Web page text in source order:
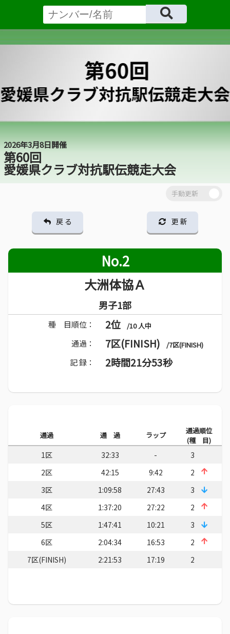
2026年3月8日開催
第60回
愛媛県クラブ対抗駅伝競走大会
戻 る 更 新
No.2
大洲体協Ａ
男子1部
種 目順位： 2位 /10 人中
通過： 7区(FINISH) /7区(FINISH)
記 録： 2時間21分53秒
通過 通 過 ラップ
通過順位
(種 目)
1区 32:33 -
3
2区
42:15 9:42
2
3区
1:09:58 27:43
3
4区
1:37:20 27:22
2
5区
1:47:41 10:21
3
6区
2:04:34 16:53
2
7区(FINISH)
2:21:53 17:19 2